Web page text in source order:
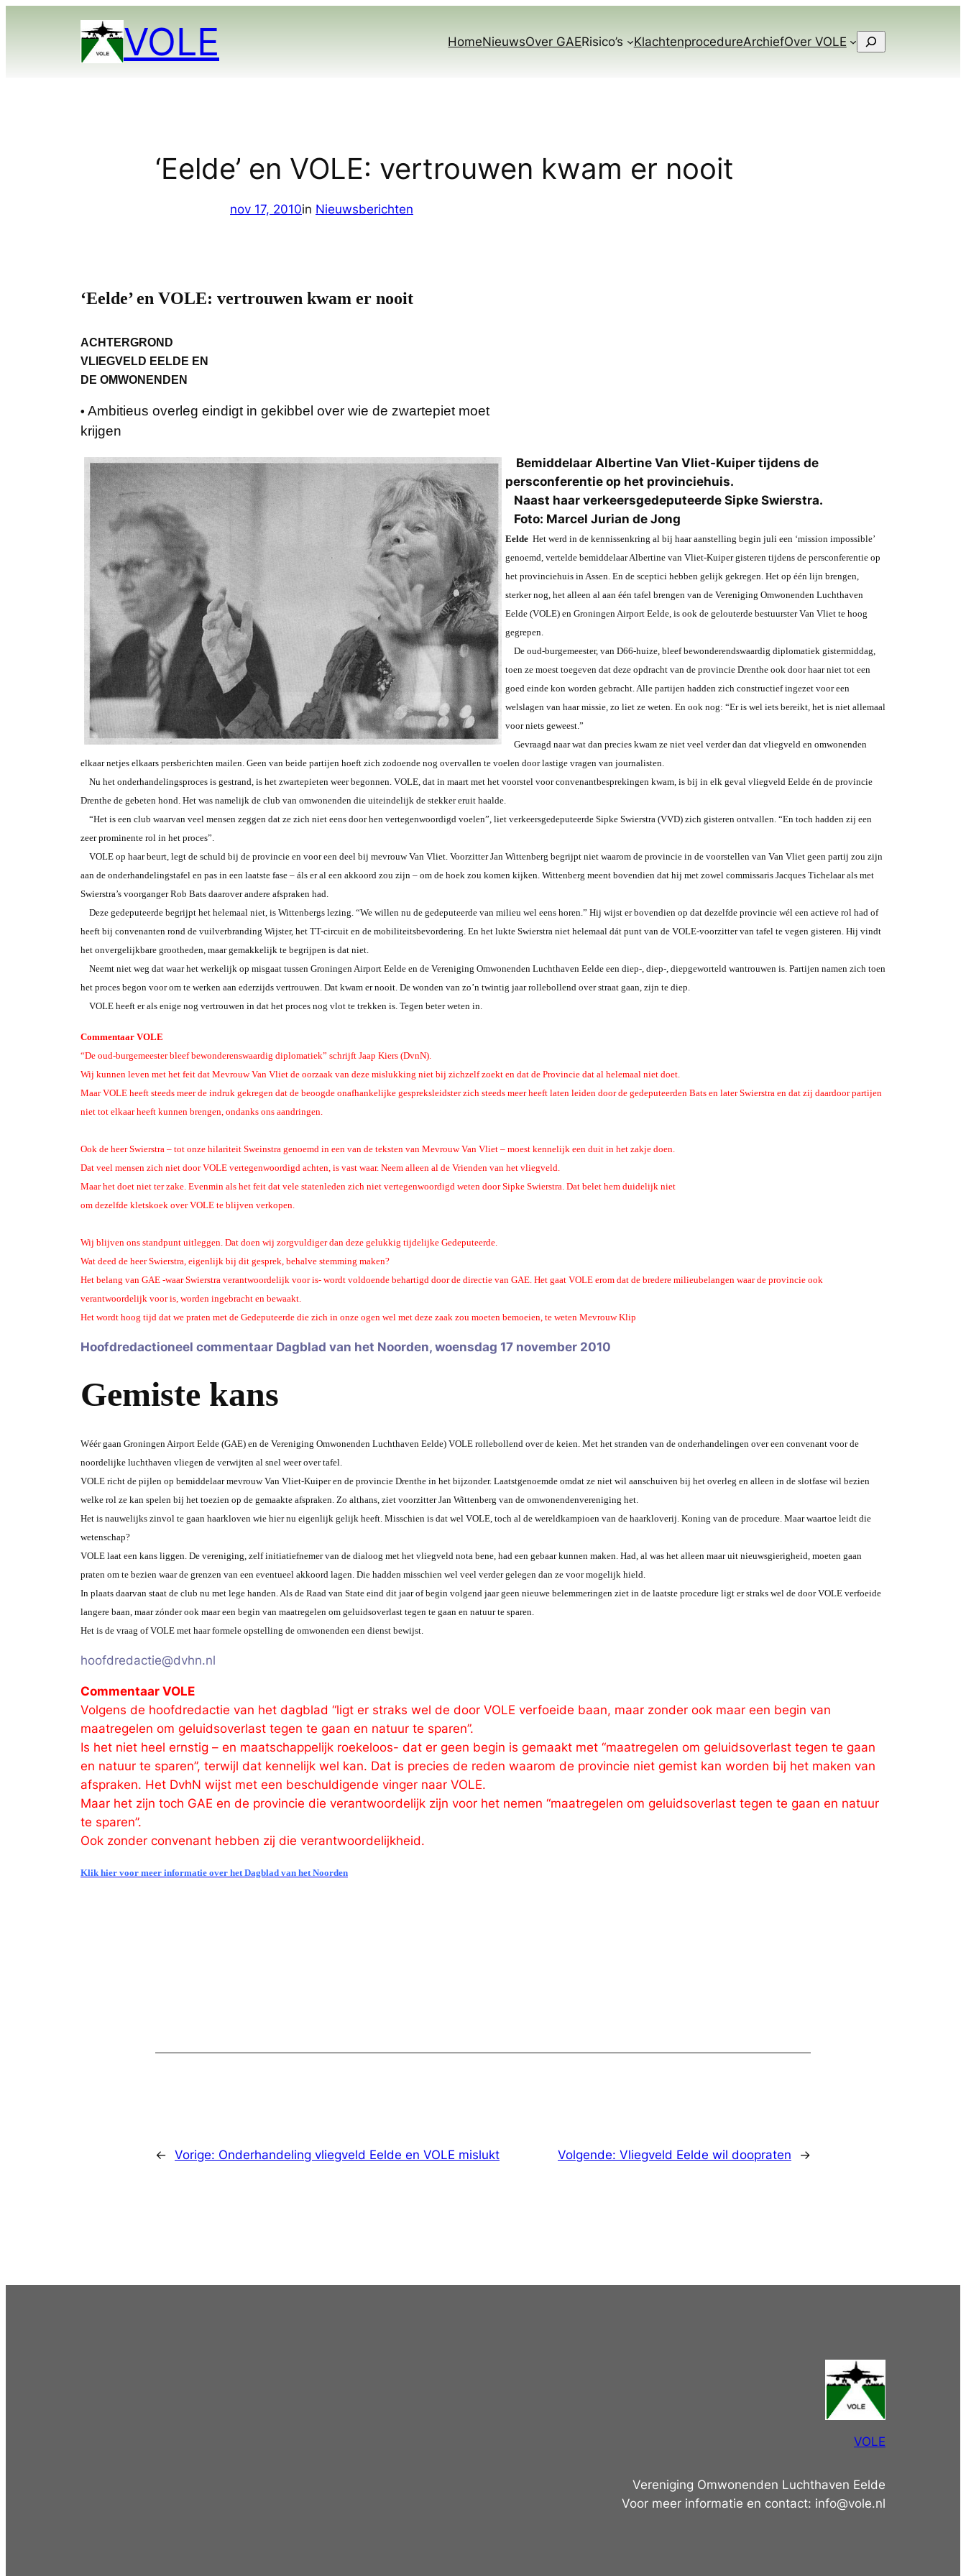
VOLE HomeNieuwsOver GAERisico’s KlachtenprocedureArchiefOver VOLE Zoeken
‘Eelde’ en VOLE: vertrouwen kwam er nooit
nov 17, 2010in Nieuwsberichten
‘Eelde’ en VOLE: vertrouwen kwam er nooit
ACHTERGROND
VLIEGVELD EELDE EN
DE OMWONENDEN
• Ambitieus overleg eindigt in gekibbel over wie de zwartepiet moet
krijgen
Bemiddelaar Albertine Van Vliet-Kuiper tijdens de
persconferentie op het provinciehuis.
Naast haar verkeersgedeputeerde Sipke Swierstra.
Foto: Marcel Jurian de Jong
Eelde Het werd in de kennissenkring al bij haar aanstelling begin juli een ‘mission impossible’
genoemd, vertelde bemiddelaar Albertine van Vliet-Kuiper gisteren tijdens de persconferentie op
het provinciehuis in Assen. En de sceptici hebben gelijk gekregen. Het op één lijn brengen,
sterker nog, het alleen al aan één tafel brengen van de Vereniging Omwonenden Luchthaven
Eelde (VOLE) en Groningen Airport Eelde, is ook de gelouterde bestuurster Van Vliet te hoog
gegrepen.
De oud-burgemeester, van D66-huize, bleef bewonderendswaardig diplomatiek gistermiddag,
toen ze moest toegeven dat deze opdracht van de provincie Drenthe ook door haar niet tot een
goed einde kon worden gebracht. Alle partijen hadden zich constructief ingezet voor een
welslagen van haar missie, zo liet ze weten. En ook nog: “Er is wel iets bereikt, het is niet allemaal
voor niets geweest.”
Gevraagd naar wat dan precies kwam ze niet veel verder dan dat vliegveld en omwonenden
elkaar netjes elkaars persberichten mailen. Geen van beide partijen hoeft zich zodoende nog overvallen te voelen door lastige vragen van journalisten.
Nu het onderhandelingsproces is gestrand, is het zwartepieten weer begonnen. VOLE, dat in maart met het voorstel voor convenantbesprekingen kwam, is bij in elk geval vliegveld Eelde én de provincie
Drenthe de gebeten hond. Het was namelijk de club van omwonenden die uiteindelijk de stekker eruit haalde.
“Het is een club waarvan veel mensen zeggen dat ze zich niet eens door hen vertegenwoordigd voelen”, liet verkeersgedeputeerde Sipke Swierstra (VVD) zich gisteren ontvallen. “En toch hadden zij een
zeer prominente rol in het proces”.
VOLE op haar beurt, legt de schuld bij de provincie en voor een deel bij mevrouw Van Vliet. Voorzitter Jan Wittenberg begrijpt niet waarom de provincie in de voorstellen van Van Vliet geen partij zou zijn
aan de onderhandelingstafel en pas in een laatste fase – áls er al een akkoord zou zijn – om de hoek zou komen kijken. Wittenberg meent bovendien dat hij met zowel commissaris Jacques Tichelaar als met
Swierstra’s voorganger Rob Bats daarover andere afspraken had.
Deze gedeputeerde begrijpt het helemaal niet, is Wittenbergs lezing. “We willen nu de gedeputeerde van milieu wel eens horen.” Hij wijst er bovendien op dat dezelfde provincie wél een actieve rol had of
heeft bij convenanten rond de vuilverbranding Wijster, het TT-circuit en de mobiliteitsbevordering. En het lukte Swierstra niet helemaal dát punt van de VOLE-voorzitter van tafel te vegen gisteren. Hij vindt
het onvergelijkbare grootheden, maar gemakkelijk te begrijpen is dat niet.
Neemt niet weg dat waar het werkelijk op misgaat tussen Groningen Airport Eelde en de Vereniging Omwonenden Luchthaven Eelde een diep-, diep-, diepgeworteld wantrouwen is. Partijen namen zich toen
het proces begon voor om te werken aan ederzijds vertrouwen. Dat kwam er nooit. De wonden van zo’n twintig jaar rollebollend over straat gaan, zijn te diep.
VOLE heeft er als enige nog vertrouwen in dat het proces nog vlot te trekken is. Tegen beter weten in.
Commentaar VOLE
“De oud-burgemeester bleef bewonderenswaardig diplomatiek” schrijft Jaap Kiers (DvnN).
Wij kunnen leven met het feit dat Mevrouw Van Vliet de oorzaak van deze mislukking niet bij zichzelf zoekt en dat de Provincie dat al helemaal niet doet.
Maar VOLE heeft steeds meer de indruk gekregen dat de beoogde onafhankelijke gespreksleidster zich steeds meer heeft laten leiden door de gedeputeerden Bats en later Swierstra en dat zij daardoor partijen
niet tot elkaar heeft kunnen brengen, ondanks ons aandringen.
Ook de heer Swierstra – tot onze hilariteit Sweinstra genoemd in een van de teksten van Mevrouw Van Vliet – moest kennelijk een duit in het zakje doen.
Dat veel mensen zich niet door VOLE vertegenwoordigd achten, is vast waar. Neem alleen al de Vrienden van het vliegveld.
Maar het doet niet ter zake. Evenmin als het feit dat vele statenleden zich niet vertegenwoordigd weten door Sipke Swierstra. Dat belet hem duidelijk niet
om dezelfde kletskoek over VOLE te blijven verkopen.
Wij blijven ons standpunt uitleggen. Dat doen wij zorgvuldiger dan deze gelukkig tijdelijke Gedeputeerde.
Wat deed de heer Swierstra, eigenlijk bij dit gesprek, behalve stemming maken?
Het belang van GAE -waar Swierstra verantwoordelijk voor is- wordt voldoende behartigd door de directie van GAE. Het gaat VOLE erom dat de bredere milieubelangen waar de provincie ook
verantwoordelijk voor is, worden ingebracht en bewaakt.
Het wordt hoog tijd dat we praten met de Gedeputeerde die zich in onze ogen wel met deze zaak zou moeten bemoeien, te weten Mevrouw Klip
Hoofdredactioneel commentaar Dagblad van het Noorden, woensdag 17 november 2010
Gemiste kans
Wéér gaan Groningen Airport Eelde (GAE) en de Vereniging Omwonenden Luchthaven Eelde) VOLE rollebollend over de keien. Met het stranden van de onderhandelingen over een convenant voor de
noordelijke luchthaven vliegen de verwijten al snel weer over tafel.
VOLE richt de pijlen op bemiddelaar mevrouw Van Vliet-Kuiper en de provincie Drenthe in het bijzonder. Laatstgenoemde omdat ze niet wil aanschuiven bij het overleg en alleen in de slotfase wil bezien
welke rol ze kan spelen bij het toezien op de gemaakte afspraken. Zo althans, ziet voorzitter Jan Wittenberg van de omwonendenvereniging het.
Het is nauwelijks zinvol te gaan haarkloven wie hier nu eigenlijk gelijk heeft. Misschien is dat wel VOLE, toch al de wereldkampioen van de haarkloverij. Koning van de procedure. Maar waartoe leidt die
wetenschap?
VOLE laat een kans liggen. De vereniging, zelf initiatiefnemer van de dialoog met het vliegveld nota bene, had een gebaar kunnen maken. Had, al was het alleen maar uit nieuwsgierigheid, moeten gaan
praten om te bezien waar de grenzen van een eventueel akkoord lagen. Die hadden misschien wel veel verder gelegen dan ze voor mogelijk hield.
In plaats daarvan staat de club nu met lege handen. Als de Raad van State eind dit jaar of begin volgend jaar geen nieuwe belemmeringen ziet in de laatste procedure ligt er straks wel de door VOLE verfoeide
langere baan, maar zónder ook maar een begin van maatregelen om geluidsoverlast tegen te gaan en natuur te sparen.
Het is de vraag of VOLE met haar formele opstelling de omwonenden een dienst bewijst.
hoofdredactie@dvhn.nl
Commentaar VOLE
Volgens de hoofdredactie van het dagblad “ligt er straks wel de door VOLE verfoeide baan, maar zonder ook maar een begin van
maatregelen om geluidsoverlast tegen te gaan en natuur te sparen”.
Is het niet heel ernstig – en maatschappelijk roekeloos- dat er geen begin is gemaakt met “maatregelen om geluidsoverlast tegen te gaan
en natuur te sparen”, terwijl dat kennelijk wel kan. Dat is precies de reden waarom de provincie niet gemist kan worden bij het maken van
afspraken. Het DvhN wijst met een beschuldigende vinger naar VOLE.
Maar het zijn toch GAE en de provincie die verantwoordelijk zijn voor het nemen “maatregelen om geluidsoverlast tegen te gaan en natuur
te sparen”.
Ook zonder convenant hebben zij die verantwoordelijkheid.
Klik hier voor meer informatie over het Dagblad van het Noorden
← Vorige: Onderhandeling vliegveld Eelde en VOLE mislukt Volgende: Vliegveld Eelde wil doopraten →
VOLE
Vereniging Omwonenden Luchthaven Eelde
Voor meer informatie en contact: info@vole.nl